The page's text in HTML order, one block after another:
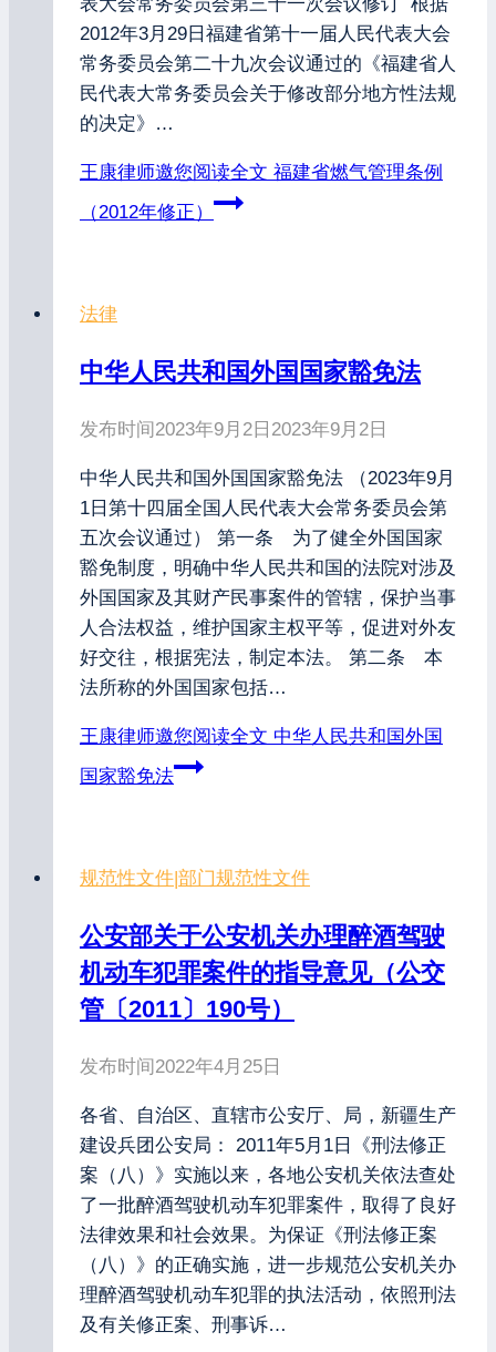
2012年3月29日福建省第十一届人民代表大会
常务委员会第二十九次会议通过的《福建省人
民代表大常务委员会关于修改部分地方性法规
的决定》…
王康律师邀您阅读全文 福建省燃气管理条例
（2012年修正）
法律
中华人民共和国外国国家豁免法
发布时间2023年9月2日 2023年9月2日
中华人民共和国外国国家豁免法 （2023年9月
1日第十四届全国人民代表大会常务委员会第
五次会议通过） 第一条 为了健全外国国家
豁免制度，明确中华人民共和国的法院对涉及
外国国家及其财产民事案件的管辖，保护当事
人合法权益，维护国家主权平等，促进对外友
好交往，根据宪法，制定本法。 第二条 本
法所称的外国国家包括…
王康律师邀您阅读全文 中华人民共和国外国
国家豁免法
规范性文件|部门规范性文件
公安部关于公安机关办理醉酒驾驶
机动车犯罪案件的指导意见（公交
管〔2011〕190号）
发布时间2022年4月25日
各省、自治区、直辖市公安厅、局，新疆生产
建设兵团公安局： 2011年5月1日《刑法修正
案（八）》实施以来，各地公安机关依法查处
了一批醉酒驾驶机动车犯罪案件，取得了良好
法律效果和社会效果。为保证《刑法修正案
（八）》的正确实施，进一步规范公安机关办
理醉酒驾驶机动车犯罪的执法活动，依照刑法
及有关修正案、刑事诉…